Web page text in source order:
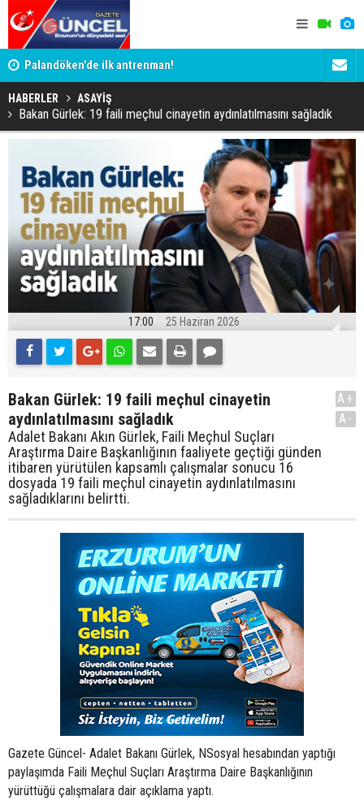
Palandöken'de ilk antrenman! Kaptan
HABERLER ASAYİŞ
Bakan Gürlek: 19 faili meçhul cinayetin aydınlatılmasını sağladık
17:00 25 Haziran 2026
Bakan Gürlek: 19 faili meçhul cinayetin
aydınlatılmasını sağladık
Adalet Bakanı Akın Gürlek, Faili Meçhul Suçları
Araştırma Daire Başkanlığının faaliyete geçtiği günden
itibaren yürütülen kapsamlı çalışmalar sonucu 16
dosyada 19 faili meçhul cinayetin aydınlatılmasını
sağladıklarını belirtti.
A+
A-
Gazete Güncel- Adalet Bakanı Gürlek, NSosyal hesabından yaptığı
paylaşımda Faili Meçhul Suçları Araştırma Daire Başkanlığının
yürüttüğü çalışmalara dair açıklama yaptı.